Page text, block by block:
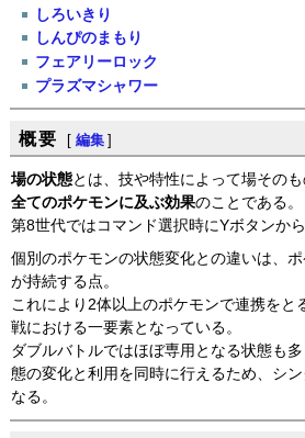
しろいきり
しんぴのまもり
フェアリーロック
プラズマシャワー
概要 [ 編集 ]
場の状態とは、技や特性によって場その
全てのポケモンに及ぶ効果のことである。
第8世代ではコマンド選択時にYボタンから
個別のポケモンの状態変化との違いは、
が持続する点。
これにより2体以上のポケモンで連携をと
戦における一要素となっている。
ダブルバトルではほぼ専用となる状態も
態の変化と利用を同時に行えるため、シ
なる。